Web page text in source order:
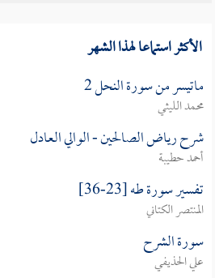
الأكثر استماعا لهذا الشهر
ماتيسر من سورة النحل 2
محمد الليثي
شرح رياض الصالحين - الوالي العادل
أحمد حطيبة
تفسير سورة طه [23-36]
المنتصر الكتاني
سورة الشرح
علي الحذيفي